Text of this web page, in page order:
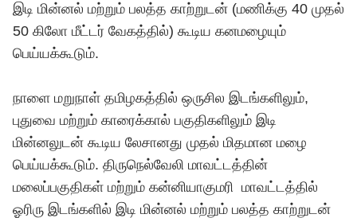
இடி மின்னல் மற்றும் பலத்த காற்றுடன் (மணிக்கு 40 முதல்
50 கிலோ மீட்டர் வேகத்தில்) கூடிய கனமழையும்
பெய்யக்கூடும்.
நாளை மறுநாள் தமிழகத்தில் ஒருசில இடங்களிலும்,
புதுவை மற்றும் காரைக்கால் பகுதிகளிலும் இடி
மின்னலுடன் கூடிய லேசானது முதல் மிதமான மழை
பெய்யக்கூடும். திருநெல்வேலி மாவட்டத்தின்
மலைப்பகுதிகள் மற்றும் கன்னியாகுமரி மாவட்டத்தில்
ஓரிரு இடங்களில் இடி மின்னல் மற்றும் பலத்த காற்றுடன்